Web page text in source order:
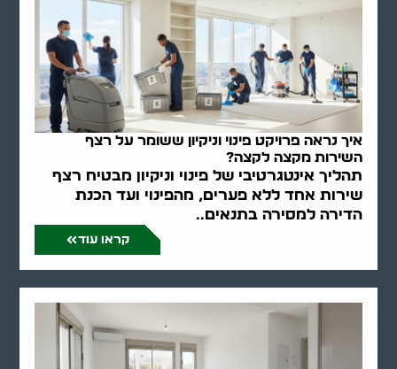
איך נראה פרויקט פינוי וניקיון ששומר על רצף
השירות מקצה לקצה?
תהליך אינטגרטיבי של פינוי וניקיון מבטיח רצף
שירות אחד ללא פערים, מהפינוי ועד הכנת
הדירה למסירה בתנאים..
קראו עוד